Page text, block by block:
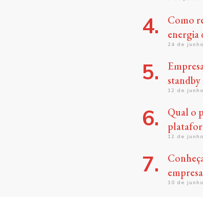
Como
energia
24 de
standby
12 de
Qual o
12 de
10 de